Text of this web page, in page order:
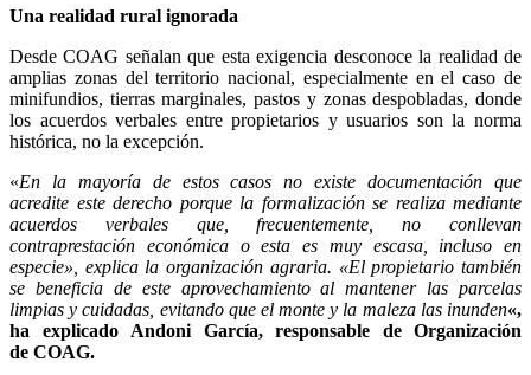
Una realidad rural ignorada
Desde COAG señalan que esta exigencia desconoce la realidad de
amplias zonas del territorio nacional, especialmente en el caso de
minifundios, tierras marginales, pastos y zonas despobladas, donde
los acuerdos verbales entre propietarios y usuarios son la norma
histórica, no la excepción.
«En la mayoría de estos casos no existe documentación que
acredite este derecho porque la formalización se realiza mediante
acuerdos verbales que, frecuentemente, no conllevan
contraprestación económica o esta es muy escasa, incluso en
especie», explica la organización agraria. «El propietario también
se beneficia de este aprovechamiento al mantener las parcelas
limpias y cuidadas, evitando que el monte y la maleza las inunden«,
ha explicado Andoni García, responsable de Organización
de COAG.